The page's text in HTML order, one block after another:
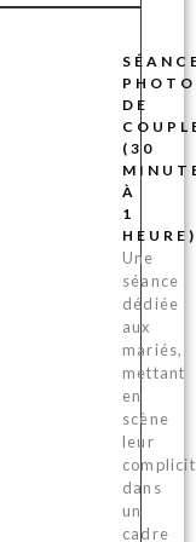
PHOTO
DE
(30
À
1
HEURE)
Une
séance
dédiée
aux
mariés,
mettant
en
scène
leur
dans
un
cadre